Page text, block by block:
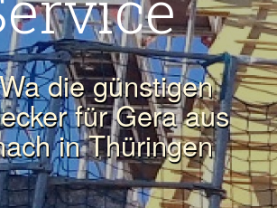
die günstigen
für Gera aus
in Thüringen